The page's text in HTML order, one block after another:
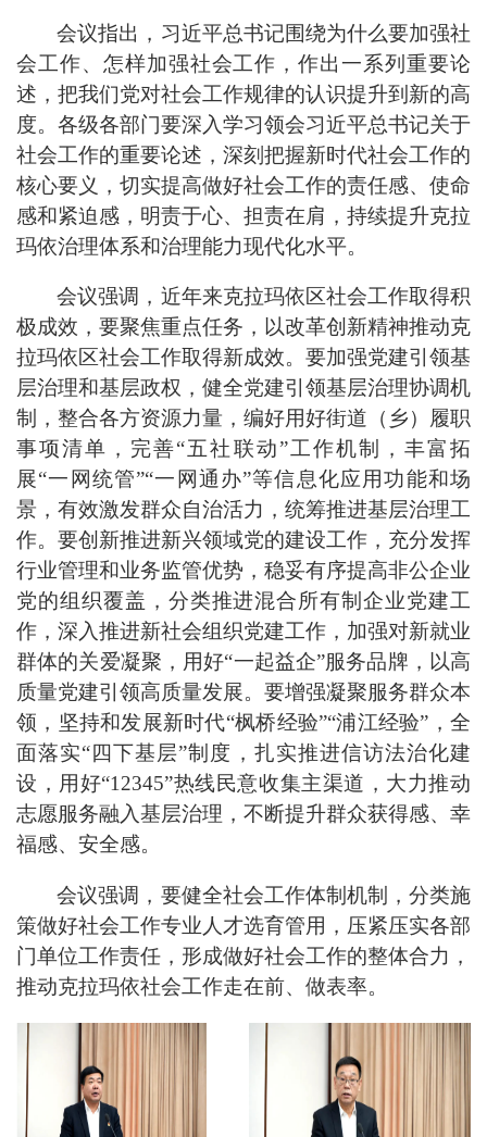
会议指出，习近平总书记围绕为什么要加强社
会工作、怎样加强社会工作，作出一系列重要论
述，把我们党对社会工作规律的认识提升到新的高
度。各级各部门要深入学习领会习近平总书记关于
社会工作的重要论述，深刻把握新时代社会工作的
核心要义，切实提高做好社会工作的责任感、使命
感和紧迫感，明责于心、担责在肩，持续提升克拉
玛依治理体系和治理能力现代化水平。
会议强调，近年来克拉玛依区社会工作取得积
极成效，要聚焦重点任务，以改革创新精神推动克
拉玛依区社会工作取得新成效。要加强党建引领基
层治理和基层政权，健全党建引领基层治理协调机
制，整合各方资源力量，编好用好街道（乡）履职
事项清单，完善“五社联动”工作机制，丰富拓
展“一网统管”“一网通办”等信息化应用功能和场
景，有效激发群众自治活力，统筹推进基层治理工
作。要创新推进新兴领域党的建设工作，充分发挥
行业管理和业务监管优势，稳妥有序提高非公企业
党的组织覆盖，分类推进混合所有制企业党建工
作，深入推进新社会组织党建工作，加强对新就业
群体的关爱凝聚，用好“一起益企”服务品牌，以高
质量党建引领高质量发展。要增强凝聚服务群众本
领，坚持和发展新时代“枫桥经验”“浦江经验”，全
面落实“四下基层”制度，扎实推进信访法治化建
设，用好“12345”热线民意收集主渠道，大力推动
志愿服务融入基层治理，不断提升群众获得感、幸
福感、安全感。
会议强调，要健全社会工作体制机制，分类施
策做好社会工作专业人才选育管用，压紧压实各部
门单位工作责任，形成做好社会工作的整体合力，
推动克拉玛依社会工作走在前、做表率。